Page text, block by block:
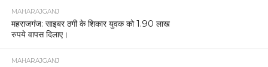
MAHARAJGANJ
महराजगंज: साइबर ठगी के शिकार युवक को 1.90 लाख
रुपये वापस दिलाए।
MAHARAJGANJ